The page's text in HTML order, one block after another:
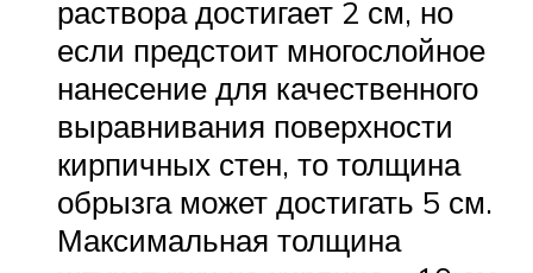
раствора достигает 2 см, но
если предстоит многослойное
нанесение для качественного
выравнивания поверхности
кирпичных стен, то толщина
обрызга может достигать 5 см.
Максимальная толщина